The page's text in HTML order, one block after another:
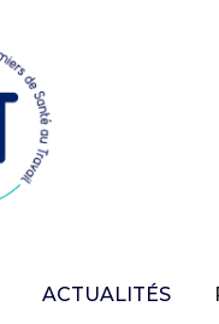
ACTUALITÉS